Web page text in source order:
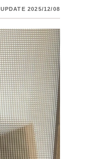
UPDATE 2025/12/08